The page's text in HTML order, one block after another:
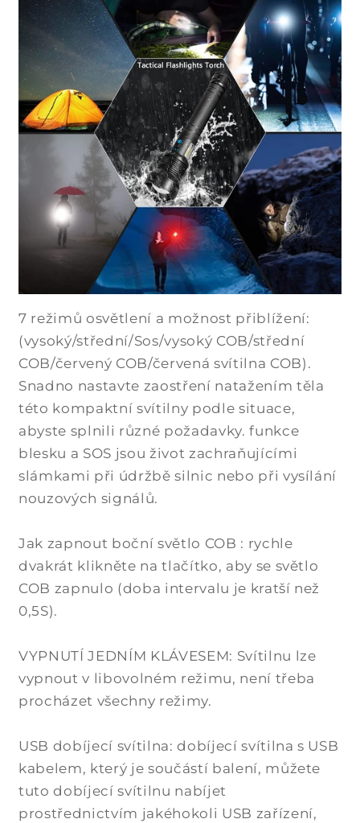
7 režimů osvětlení a možnost přiblížení:
(vysoký/střední/Sos/vysoký COB/střední
COB/červený COB/červená svítilna COB).
Snadno nastavte zaostření natažením těla
této kompaktní svítilny podle situace,
abyste splnili různé požadavky. funkce
blesku a SOS jsou život zachraňujícími
slámkami při údržbě silnic nebo při vysílání
nouzových signálů.
Jak zapnout boční světlo COB : rychle
dvakrát klikněte na tlačítko, aby se světlo
COB zapnulo (doba intervalu je kratší než
0,5S).
VYPNUTÍ JEDNÍM KLÁVESEM: Svítilnu lze
vypnout v libovolném režimu, není třeba
procházet všechny režimy.
USB dobíjecí svítilna: dobíjecí svítilna s USB
kabelem, který je součástí balení, můžete
tuto dobíjecí svítilnu nabíjet
prostřednictvím jakéhokoli USB zařízení,